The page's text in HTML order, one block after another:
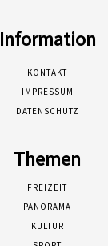
Information
KONTAKT
IMPRESSUM
DATENSCHUTZ
Themen
FREIZEIT
PANORAMA
KULTUR